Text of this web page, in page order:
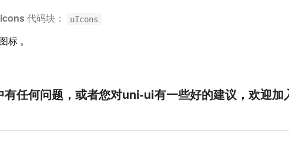
代码块： uIcons
标 。
有任何问题，或者您对uni-ui有一些好的建议，欢迎